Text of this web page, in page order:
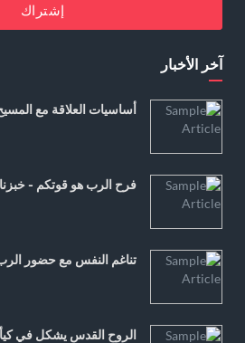
إشتراك
آخر الأخبار
أساسيات العلاقة مع
فرح الرب هو قوتكم -
تناغم النفس مع حضور
الروح القدس يشكل في